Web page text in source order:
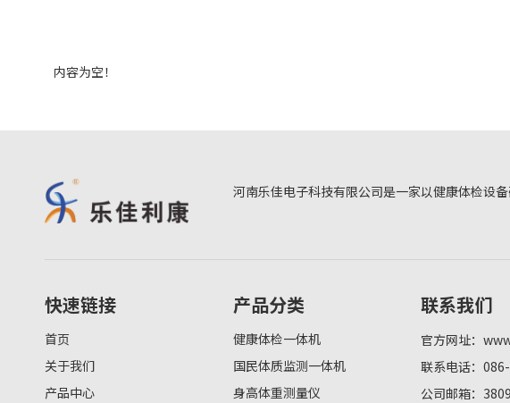
内容为空！
河南乐佳电子科技有限公司是一家以健康体检设
快速链接
首页
关于我们
产品中心
产品分类
健康体检一体机
国民体质监测一体机
身高体重测量仪
联系我们
官方网址：
联系电话：
公司邮箱：